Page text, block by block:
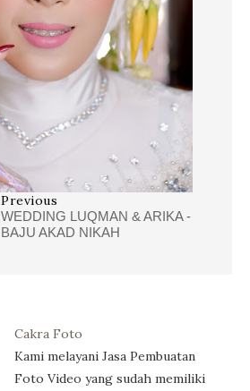
Previous
WEDDING LUQMAN & ARIKA -
BAJU AKAD NIKAH
Cakra Foto
Kami melayani Jasa Pembuatan
Foto Video yang sudah memiliki